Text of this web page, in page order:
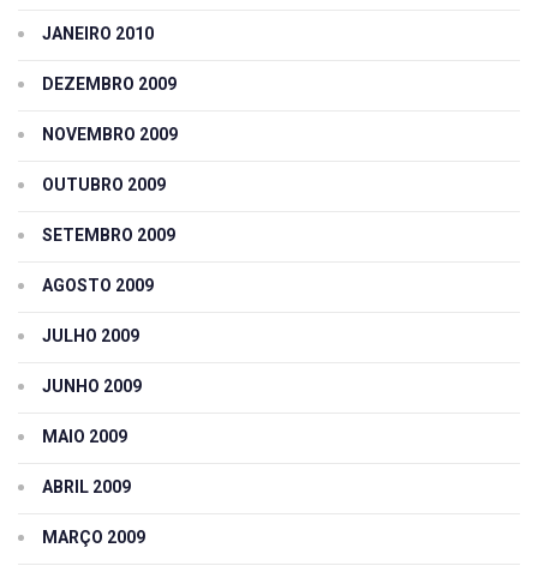
JANEIRO 2010
DEZEMBRO 2009
NOVEMBRO 2009
OUTUBRO 2009
SETEMBRO 2009
AGOSTO 2009
JULHO 2009
JUNHO 2009
MAIO 2009
ABRIL 2009
MARÇO 2009